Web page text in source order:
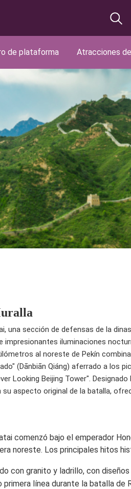
de plataforma Atracciones
una sección de defensas de la
impresionantes iluminaciones
al noreste de Pekín
(Dānbiān Qiáng) aferrado a los
Looking Beijing Tower".
aspecto original de la batalla,
comenzó bajo el emperador
noreste. Los principales hitos
con granito y ladrillo, con
primera línea durante la batalla de